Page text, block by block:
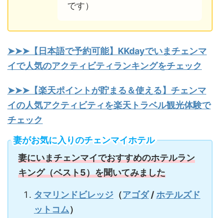
です）
➤➤➤【 日本語で予約可能】KKdayでいまチェンマ
イで人気のアクティビティランキングをチェック
➤➤➤【楽天ポイントが貯まる＆使える】チェンマ
イの人気アクティビティを楽天トラベル観光体験で
チェック
妻がお気に入りのチェンマイホテル
妻にいまチェンマイでおすすめのホテルラン
キング（ベスト5）を聞いてみました
タマリンドビレッジ （アゴダ/ホテルズド
ットコム）